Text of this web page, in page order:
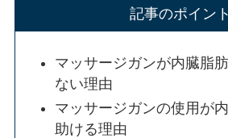
記事のポイント
マッサージガンが内臓脂
ない理由
マッサージガンの使用が
助ける理由